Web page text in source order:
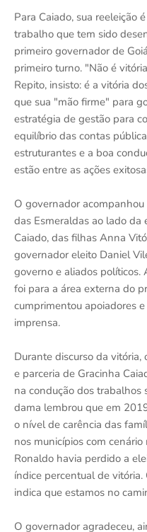
Para Caiado, sua reeleição
trabalho que tem sido
primeiro governador de
primeiro turno. "Não é
Repito, insisto: é a vitória
que sua "mão firme" para
estratégia de gestão para
equilíbrio das contas
estruturantes e a boa
estão entre as ações
O governador
das Esmeraldas ao lado da
Caiado, das filhas Anna
governador eleito Daniel
governo e aliados políticos.
foi para a área externa do
cumprimentou apoiadores
imprensa.
Durante discurso da
e parceria de Gracinha
na condução dos trabalhos
dama lembrou que em
o nível de carência das
nos municípios com
Ronaldo havia perdido a
índice percentual de
indica que estamos no
O governador agradeceu,